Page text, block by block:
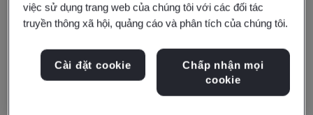
ISO 14001:2015
Toray Sakai Weaving & Dyeing
việc sử dụng trang web của chúng tôi với các đối tác
truyền thông xã hội, quảng cáo và phân tích của chúng tôi.
Cài đặt cookie
Chấp nhận mọi
cookie